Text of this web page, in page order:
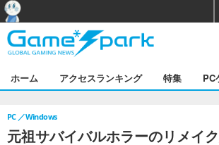
ホーム アクセスランキング 特集 PC
元祖サバイバルホラーのリメイ
PC Windows